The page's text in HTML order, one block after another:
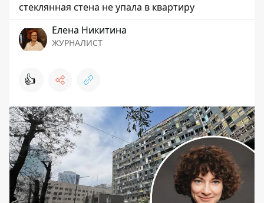
стеклянная стена не упала в квартиру
Елена Никитина
ЖУРНАЛИСТ
👍